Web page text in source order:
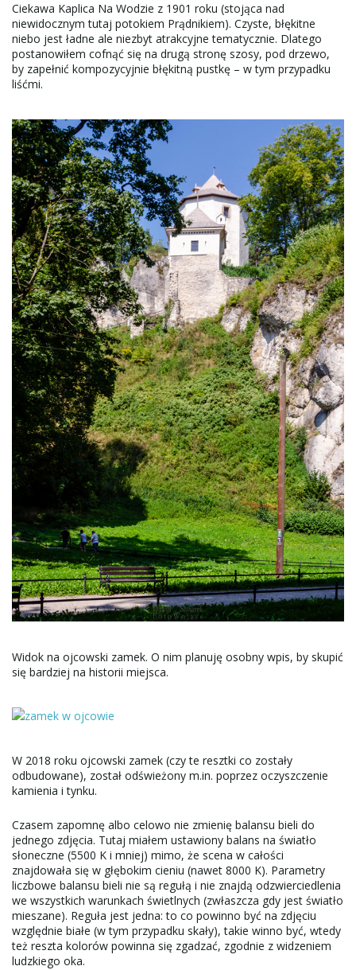
Ciekawa Kaplica Na Wodzie z 1901 roku (stojąca nad
niewidocznym tutaj potokiem Prądnikiem). Czyste, błękitne
niebo jest ładne ale niezbyt atrakcyjne tematycznie. Dlatego
postanowiłem cofnąć się na drugą stronę szosy, pod drzewo,
by zapełnić kompozycyjnie błękitną pustkę – w tym przypadku
liśćmi.
Widok na ojcowski zamek. O nim planuję osobny wpis, by skupić
się bardziej na historii miejsca.
W 2018 roku ojcowski zamek (czy te resztki co zostały
odbudowane), został odświeżony m.in. poprzez oczyszczenie
kamienia i tynku.
Czasem zapomnę albo celowo nie zmienię balansu bieli do
jednego zdjęcia. Tutaj miałem ustawiony balans na światło
słoneczne (5500 K i mniej) mimo, że scena w całości
znajdowała się w głębokim cieniu (nawet 8000 K). Parametry
liczbowe balansu bieli nie są regułą i nie znajdą odzwierciedlenia
we wszystkich warunkach świetlnych (zwłaszcza gdy jest światło
mieszane). Reguła jest jedna: to co powinno być na zdjęciu
względnie białe (w tym przypadku skały), takie winno być, wtedy
też reszta kolorów powinna się zgadzać, zgodnie z widzeniem
ludzkiego oka.